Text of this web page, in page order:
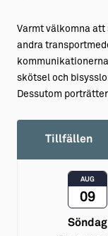
Varmt välkomna att
andra
skötsel och
Dessutom
Tillfällen
AUG
09
Söndag